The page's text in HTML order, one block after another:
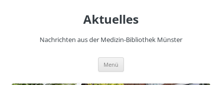
Aktuelles
Nachrichten aus der Medizin-Bibliothek Münster
Menü